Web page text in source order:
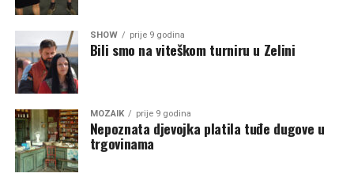
SHOW prije 9 godina
Bili smo na viteškom turniru u Zelini
MOZAIK prije 9 godina
Nepoznata djevojka platila tuđe dugove u
trgovinama